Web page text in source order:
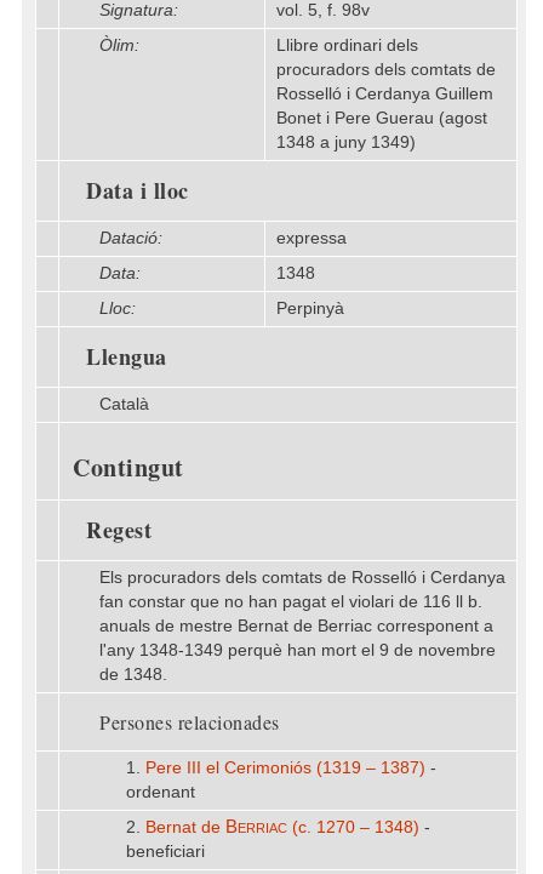
Signatura:
vol. 5, f. 98v
Òlim:
Llibre ordinari dels
procuradors dels comtats de
Rosselló i Cerdanya Guillem
Bonet i Pere Guerau (agost
1348 a juny 1349)
Data i lloc
Datació:
expressa
Data:
1348
Lloc:
Perpinyà
Llengua
Català
Contingut
Regest
Els procuradors dels comtats de Rosselló i Cerdanya
fan constar que no han pagat el violari de 116 ll b.
anuals de mestre Bernat de Berriac corresponent a
l'any 1348-1349 perquè han mort el 9 de novembre
de 1348.
Persones relacionades
1. Pere III el Cerimoniós (1319 – 1387) -
ordenant
2. Bernat de Berriac (c. 1270 – 1348) -
beneficiari